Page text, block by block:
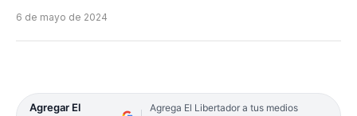
6 de mayo de 2024
Agregar El
Agrega El Libertador a tus medios